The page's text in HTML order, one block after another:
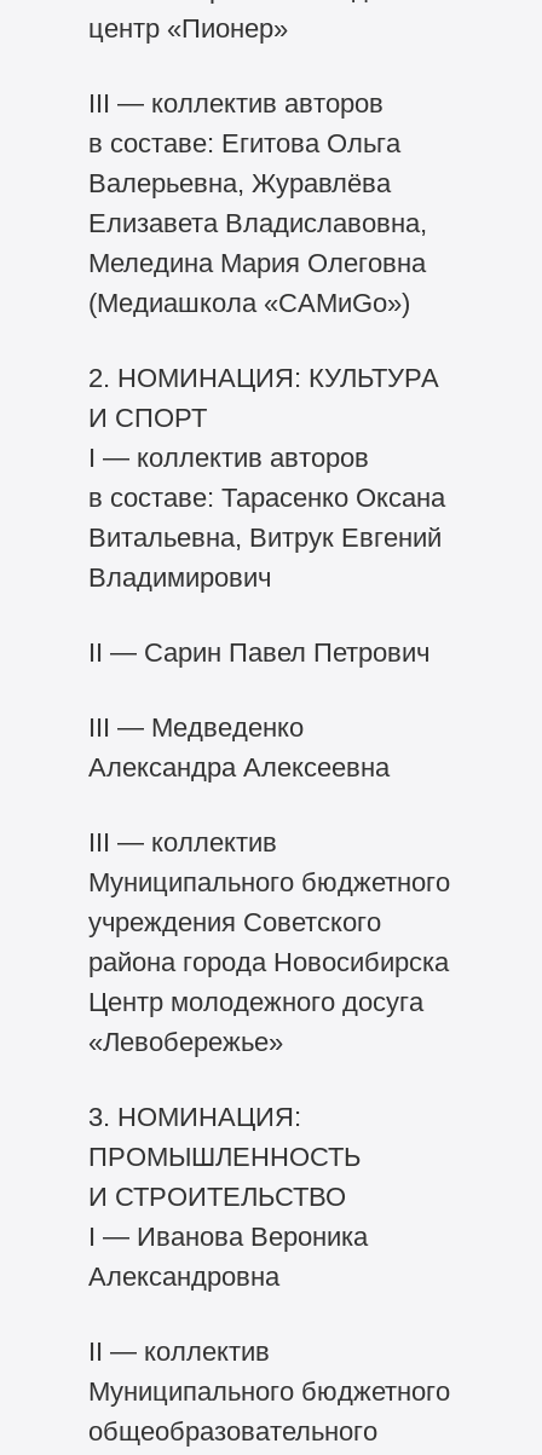
центр «Пионер»
III — коллектив авторов
в составе: Егитова Ольга
Валерьевна, Журавлёва
Елизавета Владиславовна,
Меледина Мария Олеговна
(Медиашкола «САМиGo»)
2. НОМИНАЦИЯ: КУЛЬТУРА
И СПОРТ
I — коллектив авторов
в составе: Тарасенко Оксана
Витальевна, Витрук Евгений
Владимирович
II — Сарин Павел Петрович
III — Медведенко
Александра Алексеевна
III — коллектив
Муниципального бюджетного
учреждения Советского
района города Новосибирска
Центр молодежного досуга
«Левобережье»
3. НОМИНАЦИЯ:
ПРОМЫШЛЕННОСТЬ
И СТРОИТЕЛЬСТВО
I — Иванова Вероника
Александровна
II — коллектив
Муниципального бюджетного
общеобразовательного